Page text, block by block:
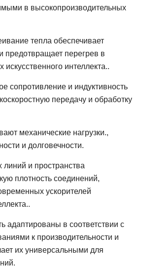
в высокопроизводительных
тепла обеспечивает
предотвращает перегрев в
интеллекта..
сопротивление и индуктивность
передачу и обработку
механические нагрузки.,
и долговечности.
линий и пространства
плотность соединений,
ускорителей
адаптированы в соответствии с
к производительности и
их универсальными для